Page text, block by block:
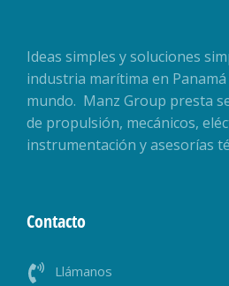
Ideas simples y soluciones
industria marítima en
mundo. Manz Group presta
de propulsión, mecánicos,
instrumentación y asesorías
Contacto
Llámanos